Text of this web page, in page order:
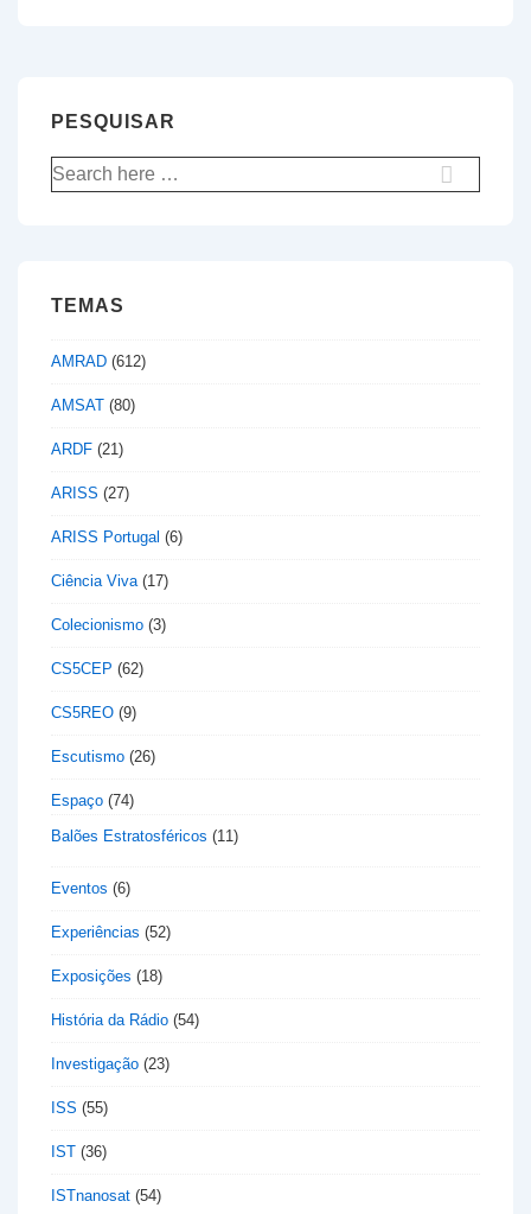
PESQUISAR
Pesquisar
por:
TEMAS
AMRAD (612)
AMSAT (80)
ARDF (21)
ARISS (27)
ARISS Portugal (6)
Ciência Viva(17)
Colecionismo (3)
CS5CEP (62)
CS5REO (9)
Escutismo (26)
Espaço (74)
Balões Estratosféricos (11)
Eventos (6)
Experiências (52)
Exposições (18)
História da Rádio (54)
Investigação (23)
ISS (55)
IST (36)
ISTnanosat (54)